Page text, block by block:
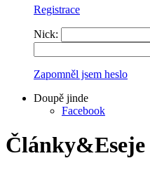
Registrace
Nick:
Zapomněl jsem heslo
Doupě jinde
Facebook
Články&Eseje